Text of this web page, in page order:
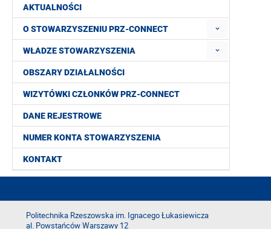
AKTUALNOŚCI
O STOWARZYSZENIU PRZ-CONNECT
WŁADZE STOWARZYSZENIA
OBSZARY DZIAŁALNOŚCI
WIZYTÓWKI CZŁONKÓW PRZ-CONNECT
DANE REJESTROWE
NUMER KONTA STOWARZYSZENIA
KONTAKT
Politechnika Rzeszowska im. Ignacego Łukasiewicza
al. Powstańców Warszawy 12